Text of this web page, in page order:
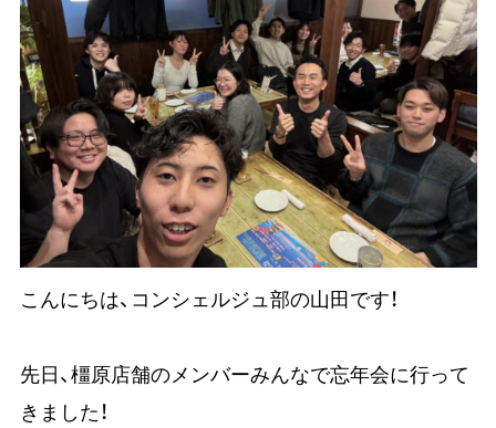
こんにちは、コンシェルジュ部の山田です！
先日、橿原店舗のメンバーみんなで忘年会に行って
きました！